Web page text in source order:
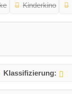
Kinderkino
Klassifizierung: